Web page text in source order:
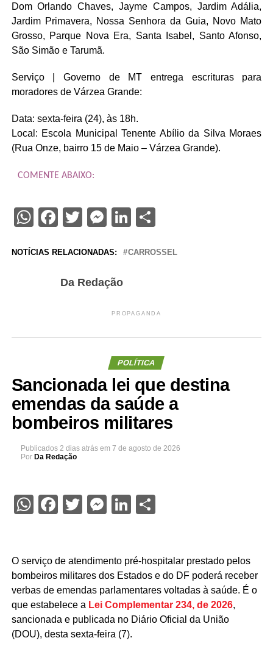
Dom Orlando Chaves, Jayme Campos, Jardim Adália,
Jardim Primavera, Nossa Senhora da Guia, Novo Mato
Grosso, Parque Nova Era, Santa Isabel, Santo Afonso,
São Simão e Tarumã.
Serviço | Governo de MT entrega escrituras para
moradores de Várzea Grande:
Data: sexta-feira (24), às 18h.
Local: Escola Municipal Tenente Abílio da Silva Moraes
(Rua Onze, bairro 15 de Maio – Várzea Grande).
COMENTE ABAIXO:
WhatsApp
Facebook
Twitter
Messenger
LinkedIn
Share
NOTÍCIAS RELACIONADAS: CARROSSEL
Da Redação
PROPAGANDA
POLÍTICA
Sancionada lei que destina
emendas da saúde a
bombeiros militares
Publicados 2 dias atrás em 7 de agosto de 2026
Por Da Redação
WhatsApp
Facebook
Twitter
Messenger
LinkedIn
Share
O serviço de atendimento pré-hospitalar prestado pelos
bombeiros militares dos Estados e do DF poderá receber
verbas de emendas parlamentares voltadas à saúde. É o
que estabelece a Lei Complementar 234, de 2026,
sancionada e publicada no Diário Oficial da União
(DOU), desta sexta-feira (7).